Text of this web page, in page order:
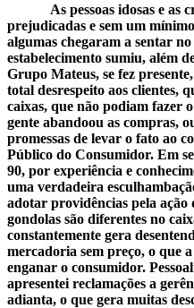
As pessoas idosas e as
prejudicadas e sem um
algumas chegaram a sentar
estabelecimento sumiu, além
Grupo Mateus, se fez
total desrespeito aos clientes,
caixas, que não podiam fazer
gente abandoou as compras,
promessas de levar o fato ao
Público do Consumidor. Em
90, por experiência e
uma verdadeira
adotar providências pela ação
gondolas são diferentes no
constantemente gera
mercadoria sem preço, o que
enganar o consumidor.
apresentei reclamações a
adianta, o que gera muitas